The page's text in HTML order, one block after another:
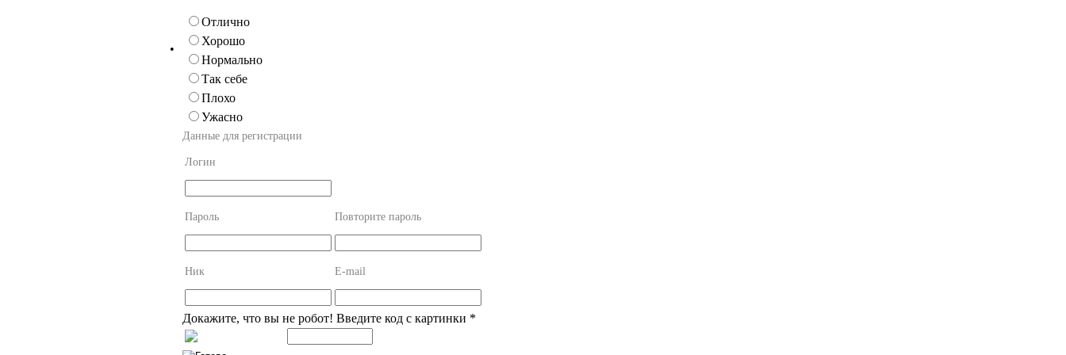
•
Отлично
Хорошо
Нормально
Так себе
Плохо
Ужасно
Данные для регистрации
Логин
Пароль Повторите пароль
Ник E-mail
Докажите, что вы не робот! Введите код с картинки *